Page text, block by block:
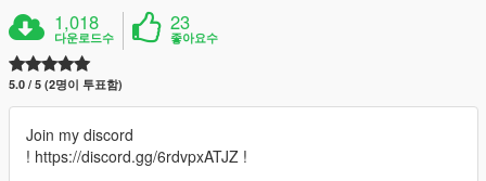
1,018
다운로드수
23
좋아요수
5.0 / 5 (2명이 투표함)
Join my discord
! https://discord.gg/6rdvpxATJZ !